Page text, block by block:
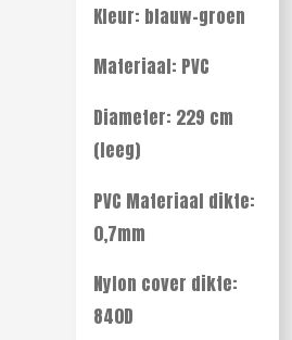
Kleur: blauw-groen
Materiaal: PVC
Diameter: 229 cm
(leeg)
PVC Materiaal dikte:
0,7mm
Nylon cover dikte:
840D